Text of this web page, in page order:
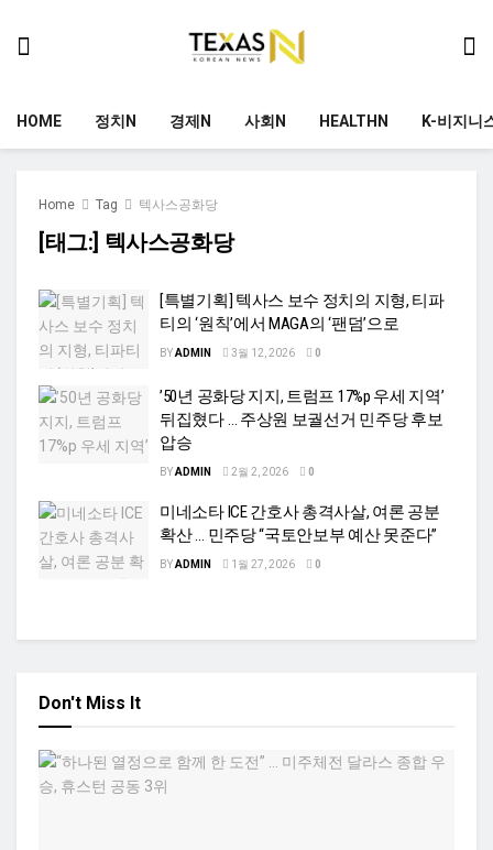
HOME 정치N 경제N 사회N HEALTHN K-비지니
Home Tag 텍사스공화당
[태그:] 텍사스공화당
[특별기획] 텍사스 보수 정치의 지형, 티파
티의 ‘원칙’에서 MAGA의 ‘팬덤’으로
BYADMIN 3월 12, 2026 0
’50년 공화당 지지, 트럼프 17%p 우세 지역’
뒤집혔다 … 주상원 보궐선거 민주당 후보
압승
BYADMIN 2월 2, 2026 0
미네소타 ICE 간호사 총격사살, 여론 공분
확산 … 민주당 “국토안보부 예산 못준다”
BYADMIN 1월 27, 2026 0
Don't Miss It